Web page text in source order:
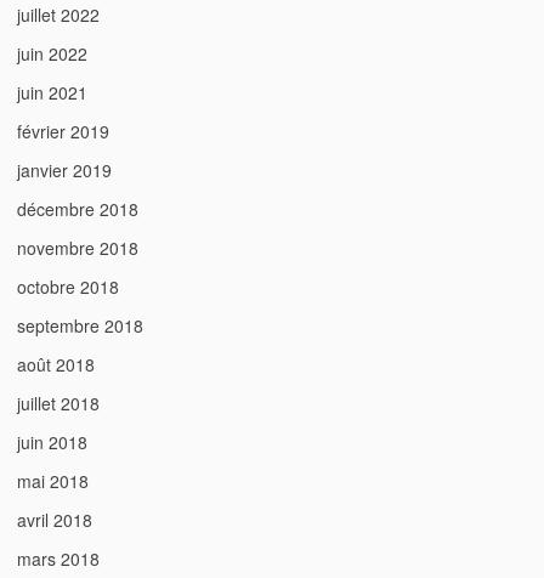
juillet 2022
juin 2022
juin 2021
février 2019
janvier 2019
décembre 2018
novembre 2018
octobre 2018
septembre 2018
août 2018
juillet 2018
juin 2018
mai 2018
avril 2018
mars 2018